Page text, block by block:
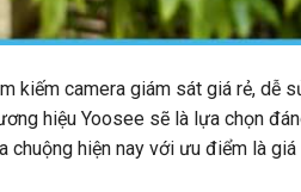
kiếm camera giám sát giá rẻ, dễ
hiệu Yoosee sẽ là lựa chọn
chuộng hiện nay với ưu điểm là